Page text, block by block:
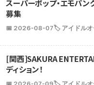
スーパーポップ・エモパン
募集
📅 2026-08-07🏷️ アイドルオ
[関西]SAKURA
ディション！
📅 2026-07-09🏷️ アイドルオ